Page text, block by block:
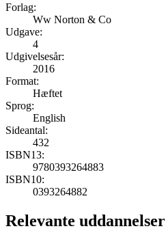
Forlag:
Ww Norton & Co
Udgave:
4
Udgivelsesår:
2016
Format:
Hæftet
Sprog:
English
Sideantal:
432
ISBN13:
9780393264883
ISBN10:
0393264882
Relevante uddannelser